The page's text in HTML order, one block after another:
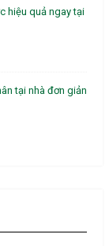
hiệu quả ngay tại
tại nhà đơn giản